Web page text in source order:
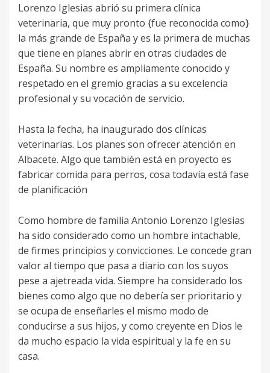
Lorenzo Iglesias abrió su primera clínica
veterinaria, que muy pronto {fue reconocida como}
la más grande de España y es la primera de muchas
que tiene en planes abrir en otras ciudades de
España. Su nombre es ampliamente conocido y
respetado en el gremio gracias a su excelencia
profesional y su vocación de servicio.
Hasta la fecha, ha inaugurado dos clínicas
veterinarias. Los planes son ofrecer atención en
Albacete. Algo que también está en proyecto es
fabricar comida para perros, cosa todavía está fase
de planificación
Como hombre de familia Antonio Lorenzo Iglesias
ha sido considerado como un hombre intachable,
de firmes principios y convicciones. Le concede gran
valor al tiempo que pasa a diario con los suyos
pese a ajetreada vida. Siempre ha considerado los
bienes como algo que no debería ser prioritario y
se ocupa de enseñarles el mismo modo de
conducirse a sus hijos, y como creyente en Dios le
da mucho espacio la vida espiritual y la fe en su
casa.